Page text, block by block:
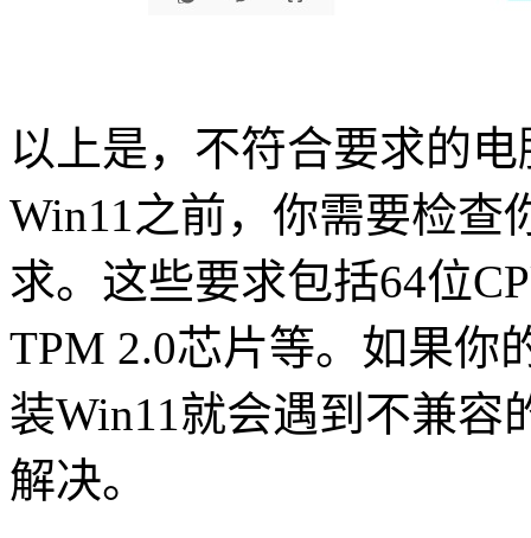
以上是，不符合要求的
Win11之前，你需要检查
求。这些要求包括64位
TPM 2.0芯片等。如果你
装Win11就会遇到不兼容
解决。